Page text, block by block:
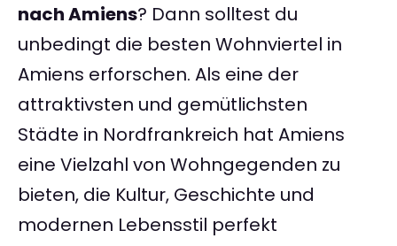
nach Amiens? Dann solltest du
unbedingt die besten Wohnviertel in
Amiens erforschen. Als eine der
attraktivsten und gemütlichsten
Städte in Nordfrankreich hat Amiens
eine Vielzahl von Wohngegenden zu
bieten, die Kultur, Geschichte und
modernen Lebensstil perfekt